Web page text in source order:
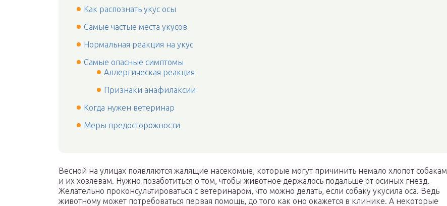
Как распознать укус осы
Самые частые места укусов
Нормальная реакция на укус
Самые опасные симптомы
Аллергическая реакция
Признаки анафилаксии
Когда нужен ветеринар
Меры предосторожности
Весной на улицах появляются жалящие насекомые, которые могут причинить немало хлопот собакам
и их хозяевам. Нужно позаботиться о том, чтобы животное держалось подальше от осиных гнезд.
Желательно проконсультироваться с ветеринаром, что можно делать, если собаку укусила оса. Ведь
животному может потребоваться первая помощь, до того как оно окажется в клинике. А некоторые